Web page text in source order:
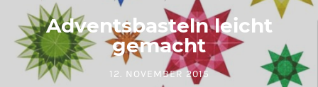
Adventsbasteln leicht
gemacht
POSTED ON
12. NOVEMBER 2015